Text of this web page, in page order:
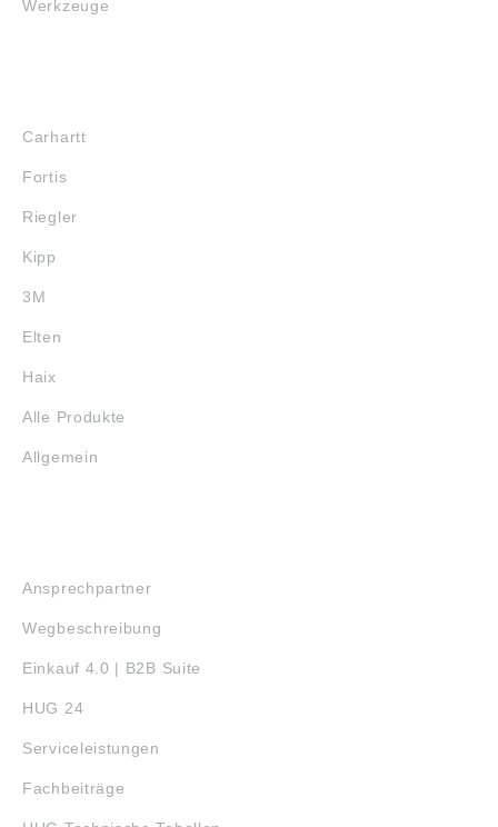
Werkzeuge
Carhartt
Fortis
Riegler
Kipp
3M
Elten
Haix
Alle Produkte
Allgemein
Ansprechpartner
Wegbeschreibung
Einkauf 4.0 | B2B Suite
HUG 24
Serviceleistungen
Fachbeiträge